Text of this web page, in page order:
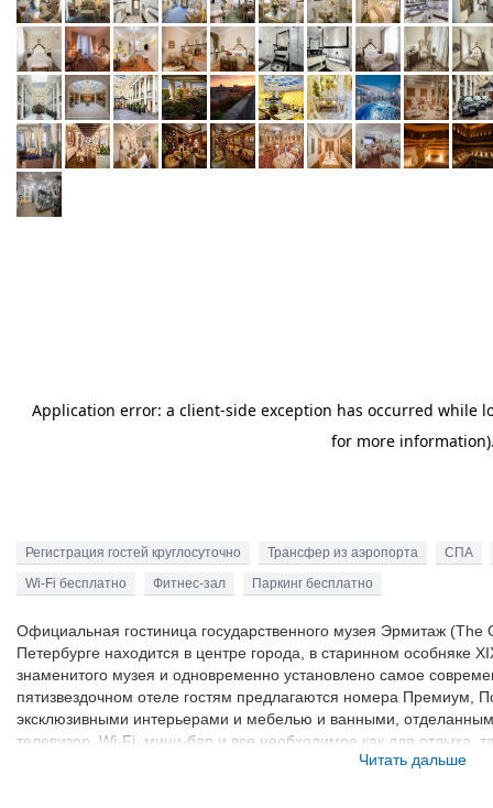
Регистрация гостей круглосуточно Трансфер из аэропорта
СПА
Wi-Fi бесплатно
Фитнес-зал Паркинг бесплатно
Официальная гостиница государственного музея Эрмитаж (The
Петербурге находится в центре города, в старинном особняке
знаменитого музея и одновременно установлено самое
пятизвездочном отеле гостям предлагаются номера Премиум,
эксклюзивными интерьерами и мебелью и ванными,
телевизор, Wi-Fi, мини-бар и все необходимое как для отдыха,
имеется крытый бассейн, бар, бутик-ресторан итальянской
Читать дальше